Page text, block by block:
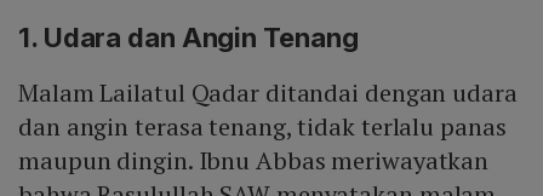
1. Udara dan Angin Tenang
Malam Lailatul Qadar ditandai dengan udara
dan angin terasa tenang, tidak terlalu panas
maupun dingin. Ibnu Abbas meriwayatkan